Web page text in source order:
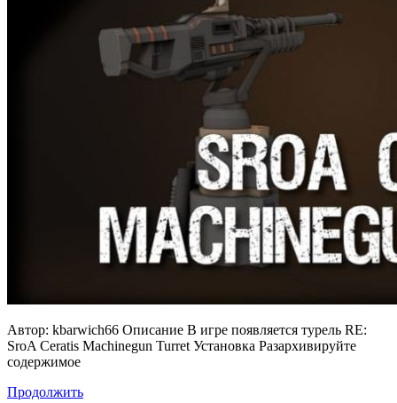
Автор: kbarwich66 Описание В игре появляется турель RE:
SroA Ceratis Machinegun Turret Установка Разархивируйте
содержимое
Продолжить